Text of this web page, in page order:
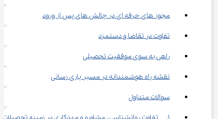
مجوز های حرفه ‌ای در چالش ‌های پس از ورود
تفاوت در تقاضا و دستمزد
راهی به سوی موفقیت تحصیلی
نقشه راه هوشمندانه در مسیر یاری ‌رسانی
سوالات متداول